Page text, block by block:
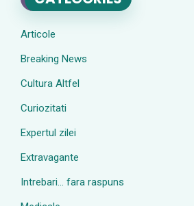
Articole
Breaking News
Cultura Altfel
Curiozitati
Expertul zilei
Extravagante
Intrebari… fara raspuns